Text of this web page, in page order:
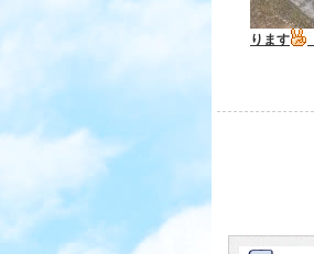
ります